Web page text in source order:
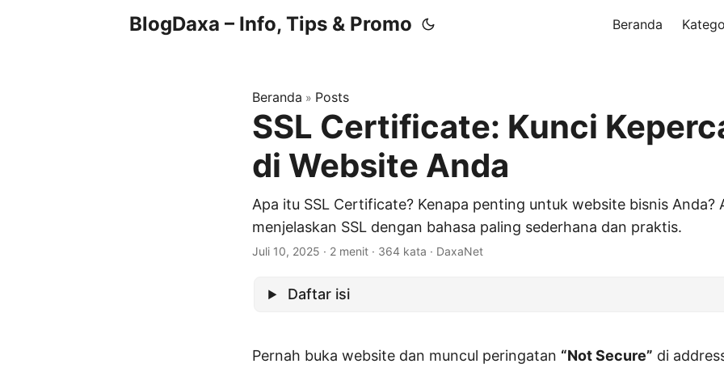
BlogDaxa – Info, Tips & Promo Beranda
Beranda » Posts
SSL Certificate: Kunci
di Website Anda
Apa itu SSL Certificate? Kenapa penting untuk website bisnis Anda?
menjelaskan SSL dengan bahasa paling sederhana dan praktis.
Juli 10, 2025 · 2 menit · 364 kata · DaxaNet
Daftar isi
Pernah buka website dan muncul peringatan “Not Secure” di